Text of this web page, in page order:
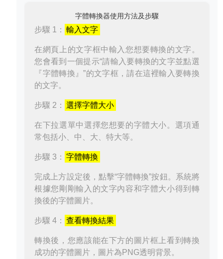
字體轉換器使用方法及步驟
步驟 1： 輸入文字
在網頁上的文字框中輸入您想要轉換的文字。
您會看到一個提示“請輸入要轉換的文字並點選
『字體轉換』”的文字框，請在這裡輸入要轉換
的文字。
步驟 2： 選擇字體大小
在下拉選單中選擇您想要的字體大小。選項通
常包括小、中、大、特大等。
步驟 3： 字體轉換
完成上方設定後，點擊“字體轉換”按鈕。系統將
根據您剛剛輸入的文字內容和字體大小得到轉
換後的字體圖片。
步驟 4： 查看轉換結果
轉換後，您應該能在下方的圖片框上看到轉換
成功的字體圖片，圖片為PNG透明背景。